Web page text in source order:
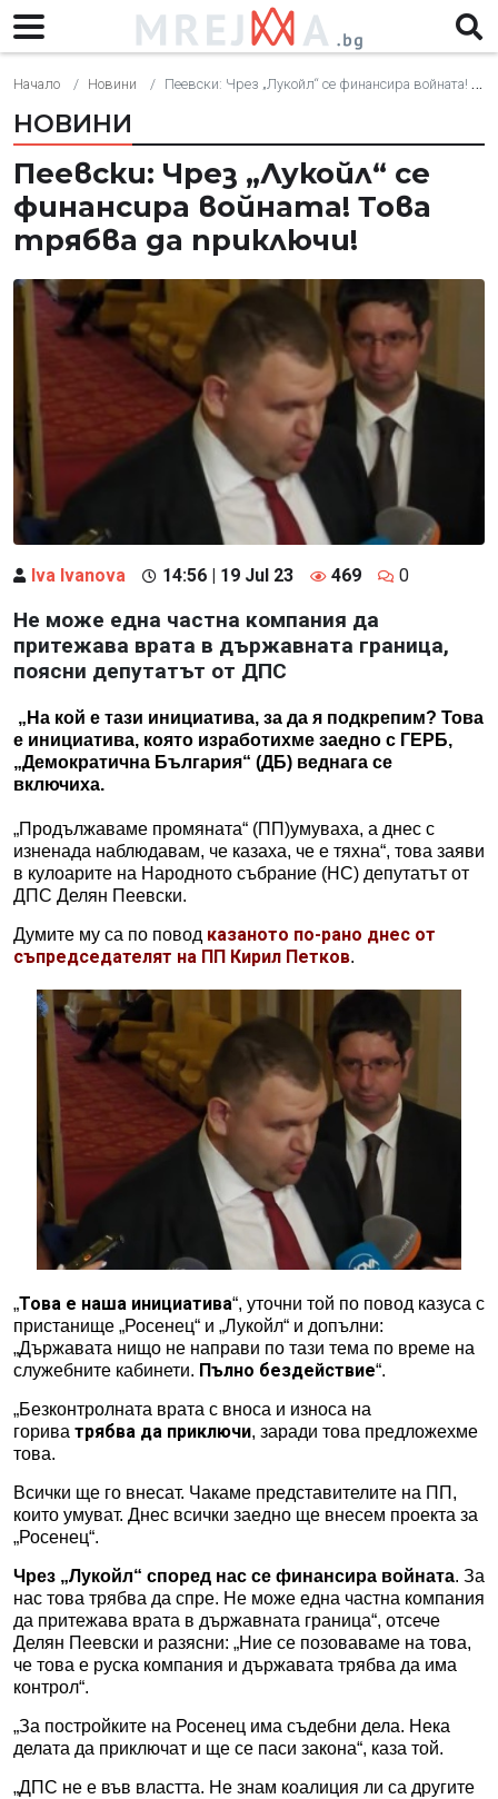
Начало Новини Пеевски: Чрез „Лукойл“ се финансира войната! Това трябва да приключи!
НОВИНИ
Пеевски: Чрез „Лукойл“ се
финансира войната! Това
трябва да приключи!
Iva Ivanova 14:56 | 19 Jul 23 469 0
Не може една частна компания да
притежава врата в държавната граница,
поясни депутатът от ДПС
„На кой е тази инициатива, за да я подкрепим? Това
е инициатива, която изработихме заедно с ГЕРБ,
„Демократична България“ (ДБ) веднага се
включиха.
„Продължаваме промяната“ (ПП)умуваха, а днес с
изненада наблюдавам, че казаха, че е тяхна“, това заяви
в кулоарите на Народното събрание (НС) депутатът от
ДПС Делян Пеевски.
Думите му са по повод казаното по-рано днес от
съпредседателят на ПП Кирил Петков.
„Това е наша инициатива“, уточни той по повод казуса с
пристанище „Росенец“ и „Лукойл“ и допълни:
„Държавата нищо не направи по тази тема по време на
служебните кабинети. Пълно бездействие“.
„Безконтролната врата с вноса и износа на
горива трябва да приключи, заради това предложехме
това.
Всички ще го внесат. Чакаме представителите на ПП,
които умуват. Днес всички заедно ще внесем проекта за
„Росенец“.
Чрез „Лукойл“ според нас се финансира войната. За
нас това трябва да спре. Не може една частна компания
да притежава врата в държавната граница“, отсече
Делян Пеевски и разясни: „Ние се позоваваме на това,
че това е руска компания и държавата трябва да има
контрол“.
„За постройките на Росенец има съдебни дела. Нека
делата да приключат и ще се паси закона“, каза той.
„ДПС не е във властта. Не знам коалиция ли са другите